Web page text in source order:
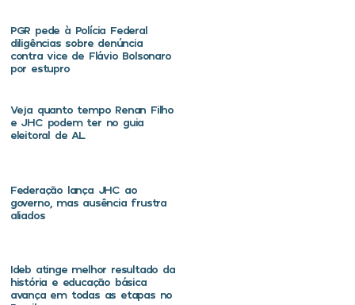
PGR pede à Polícia Federal
diligências sobre denúncia
contra vice de Flávio Bolsonaro
por estupro
Veja quanto tempo Renan Filho
e JHC podem ter no guia
eleitoral de AL
Federação lança JHC ao
governo, mas ausência frustra
aliados
Ideb atinge melhor resultado da
história e educação básica
avança em todas as etapas no